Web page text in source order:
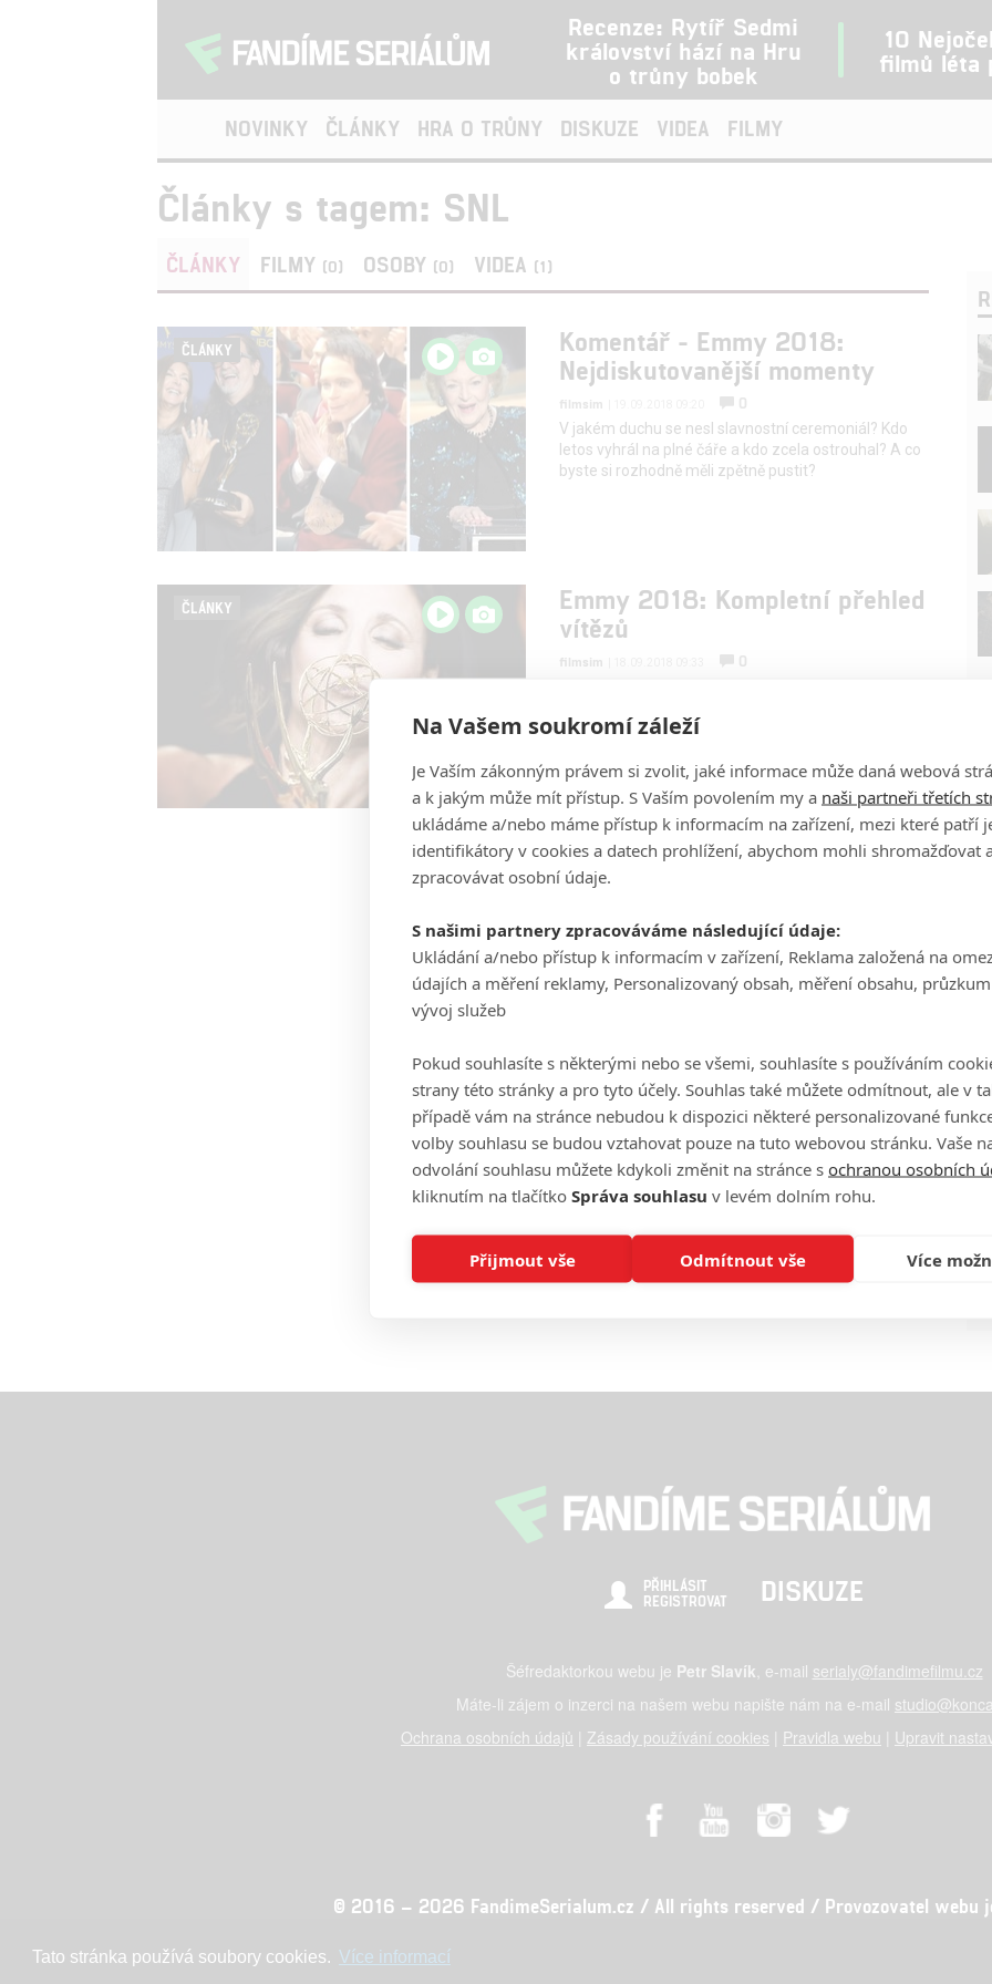
Tato stránka používá soubory cookies. Více informací
Recenze: Rytíř Sedmi
království hází na Hru
o trůny bobek
10
filmů léta
NOVINKY ČLÁNKY HRA O TRŮNY DISKUZE VIDEA FILMY
Články s tagem: SNL
ČLÁNKY FILMY (0) OSOBY (0) VIDEA (1)
ČLÁNKY
Komentář - Emmy 2018:
Nejdiskutovanější momenty
filmsim
0
V jakém duchu se nesl slavnostní ceremoniál? Kdo
letos vyhrál na plné čáře a kdo zcela ostrouhal? A co
byste si rozhodně měli zpětně pustit?
ČLÁNKY
Emmy 2018: Kompletní přehled
vítězů
filmsim
0
PŘIHLÁSIT
REGISTROVAT
DISKUZE
Šéfredaktorkou webu je Petr Slavík, e-mail serialy@fandimefilmu.cz
Máte-li zájem o inzerci na našem webu napište nám na e-mail
Ochrana osobních údajů
Zásady používání cookies Pravidla webu Upravit
© 2016 – 2026 FandimeSerialum.cz / All rights reserved / Provozovatel webu
Na Vašem soukromí záleží
Je Vaším zákonným právem si zvolit, jaké informace může daná webová
a k jakým může mít přístup. S Vaším povolením my a naši partneři třetích
ukládáme a/nebo máme přístup k informacím na zařízení, mezi které patří
identifikátory v cookies a datech prohlížení, abychom mohli shromažďovat
zpracovávat osobní údaje.
S našimi partnery zpracováváme následující údaje:
Ukládání a/nebo přístup k informacím v zařízení, Reklama založená na
údajích a měření reklamy, Personalizovaný obsah, měření obsahu,
vývoj služeb
Pokud souhlasíte s některými nebo se všemi, souhlasíte s používáním
strany této stránky a pro tyto účely. Souhlas také můžete odmítnout, ale v
případě vám na stránce nebudou k dispozici některé personalizované
volby souhlasu se budou vztahovat pouze na tuto webovou stránku. Vaše
odvolání souhlasu můžete kdykoli změnit na stránce s ochranou osobních
kliknutím na tlačítko Správa souhlasu v levém dolním rohu.
Přijmout vše Odmítnout vše Více